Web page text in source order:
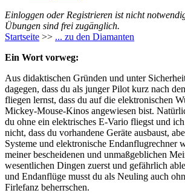
Einloggen oder Registrieren ist nicht
Übungen sind frei zugänglich.
Startseite >> ... zu den Diamanten
Ein Wort vorweg:
Aus didaktischen Gründen und unter
dagegen, dass du als junger Pilot kurz nach
fliegen lernst, dass du auf die elektronischen
Mickey-Mouse-Kinos angewiesen bist.
du ohne ein elektrisches E-Vario fliegst und
nicht, dass du vorhandene Geräte ausbaust,
Systeme und elektronische Endanflugrechner
meiner bescheidenen und unmaßgeblichen
wesentlichen Dingen zuerst und gefährlich
und Endanflüge musst du als Neuling auch
Firlefanz beherrschen.